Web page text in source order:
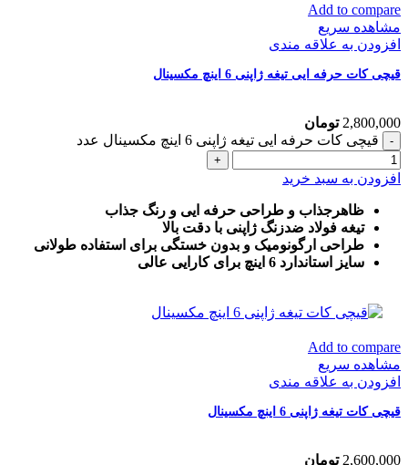
Add to compare
مشاهده سریع
افزودن به علاقه مندی
قیچی کات حرفه ایی تیغه ژاپنی 6 اینچ مکسینال
2,800,000 تومان
قیچی کات حرفه ایی تیغه ژاپنی 6 اینچ مکسینال عدد
افزودن به سبد خرید
ظاهرجذاب و طراحی حرفه ایی و رنگ جذاب
تیغه فولاد ضدزنگ ژاپنی با دقت بالا
طراحی ارگونومیک و بدون خستگی برای استفاده طولانی
سایز استاندارد 6 اینچ برای کارایی عالی
Add to compare
مشاهده سریع
افزودن به علاقه مندی
قیچی کات تیغه ژاپنی 6 اینچ مکسینال
2,600,000 تومان